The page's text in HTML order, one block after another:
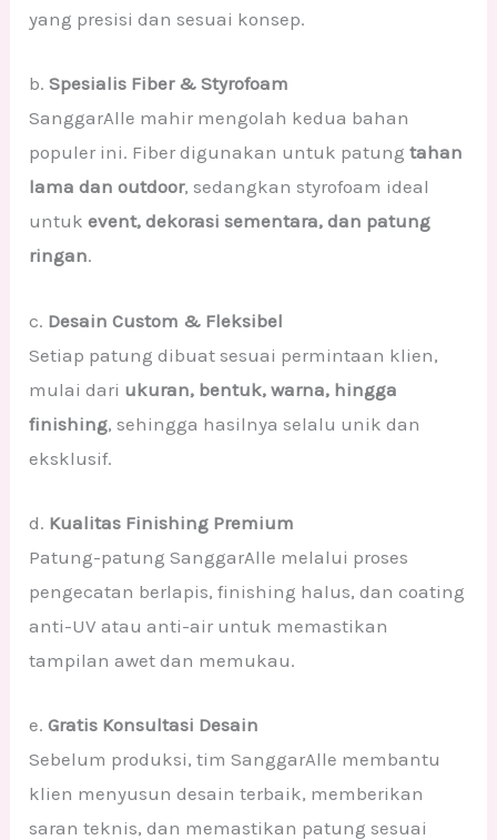
yang presisi dan sesuai konsep.
b.Spesialis Fiber & Styrofoam
SanggarAlle mahir mengolah kedua bahan
populer ini. Fiber digunakan untuk patungtahan
lama dan outdoor, sedangkan styrofoam ideal
untukevent, dekorasi sementara, dan patung
ringan.
c. Desain Custom & Fleksibel
Setiap patung dibuat sesuai permintaan klien,
mulai dari ukuran, bentuk, warna, hingga
finishing, sehingga hasilnya selalu unik dan
eksklusif.
d. Kualitas Finishing Premium
Patung-patung SanggarAlle melalui proses
pengecatan berlapis, finishing halus, dan coating
anti-UV atau anti-air untuk memastikan
tampilan awet dan memukau.
e.Gratis Konsultasi Desain
Sebelum produksi, tim SanggarAlle membantu
klien menyusun desain terbaik, memberikan
saran teknis, dan memastikan patung sesuai